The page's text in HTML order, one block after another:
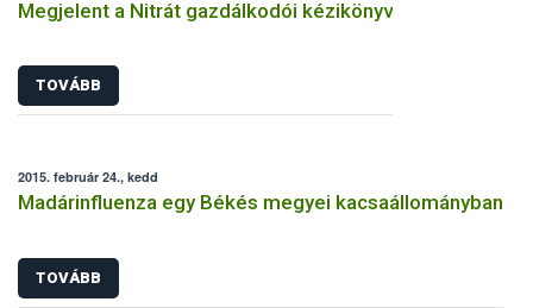
Megjelent a Nitrát gazdálkodói kézikönyv
TOVÁBB
2015. február 24., kedd
Madárinfluenza egy Békés megyei kacsaállományban
TOVÁBB